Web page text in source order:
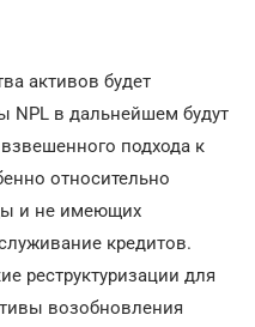
активов будет
NPL в дальнейшем будут
подхода к
относительно
и не имеющих
кредитов.
реструктуризации для
возобновления